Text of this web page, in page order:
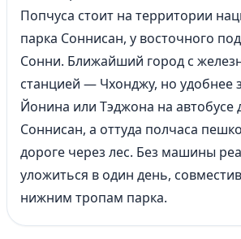
Попчуса стоит на территории
парка Соннисан, у восточного
Сонни. Ближайший город с
станцией — Чхонджу, но удобнее
Йонина или Тэджона на автобусе
Соннисан, а оттуда полчаса
дороге через лес. Без машины
уложиться в один день,
нижним тропам парка.